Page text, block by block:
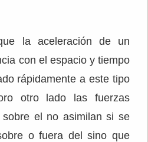
la aceleración de un
con el espacio y tiempo
rápidamente a este tipo
otro lado las fuerzas
el no asimilan si se
o fuera del sino que